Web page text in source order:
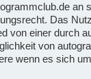
an
Das
von einer durch
von
wenn es sich